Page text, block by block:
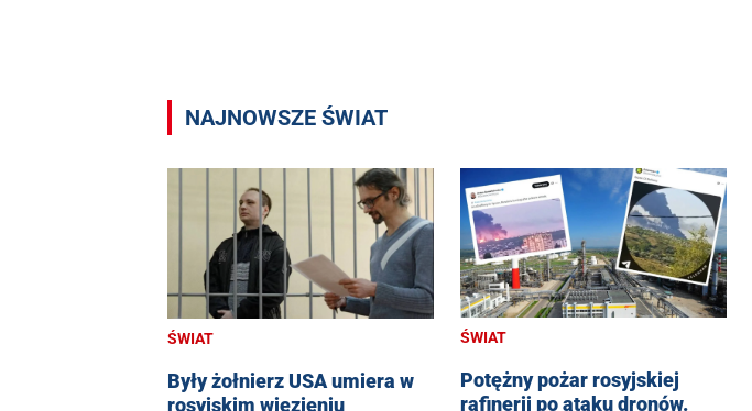
NAJNOWSZE ŚWIAT
ŚWIAT
Były żołnierz USA umiera w
rosyjskim więzieniu
ŚWIAT
Potężny pożar rosyjskiej
rafinerii po ataku dronów.